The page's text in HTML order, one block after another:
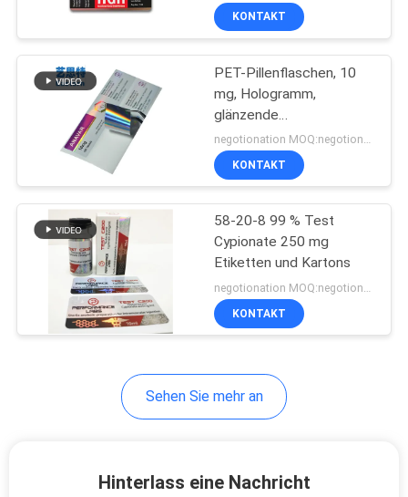
Kasten des
pharmazeutischen
Verpackens
Medizin-Flaschen-
Aufkleber
Medizin-Flaschen-
KONTAKT
PET-Pillenflaschen, 10
mg, Hologramm,
glänzende
Glasfläschchen-Etikettennegotionation MOQ:negotionation
KONTAKT
58-20-8 99 % Test
Cypionate 250 mg
Etiketten und Kartons
negotionation MOQ:negotionation
KONTAKT
Sehen Sie mehr an
Hinterlass eine Nachricht